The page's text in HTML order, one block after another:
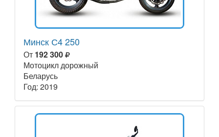
Минск С4 250
От 192 300
Мотоцикл дорожный
Беларусь
Год: 2019